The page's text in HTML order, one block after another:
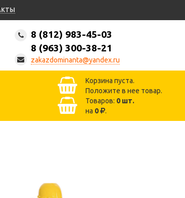
8 (812) 983-45-03
8 (963) 300-38-21
zakazdominanta@yandex.ru
Корзина пуста.
Положите в нее товар.
Товаров: 0 шт.
на 0 .